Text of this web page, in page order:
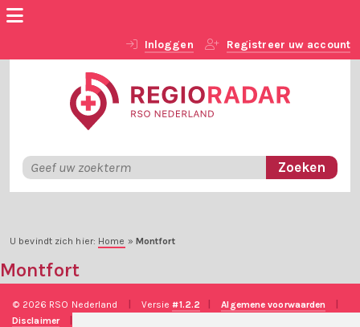
Inloggen Registreer uw account
U bevindt zich hier: Home » Montfort
Montfort
© 2026 RSO Nederland Versie#1.2.2 Algemene voorwaarden
Disclaimer